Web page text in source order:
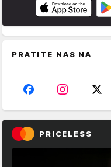
PRATITE NAS NA
PRICELESS